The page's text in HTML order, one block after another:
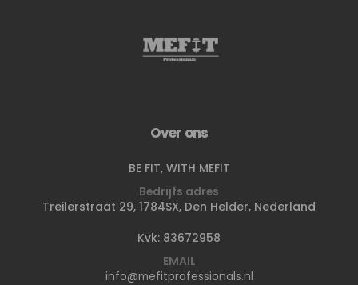
Over ons
BE FIT, WITH MEFIT
Bedrijfs adres
Treilerstraat 29, 1784SX, Den Helder, Nederland
Kvk: 83672958
EMAIL
info@mefitprofessionals.nl